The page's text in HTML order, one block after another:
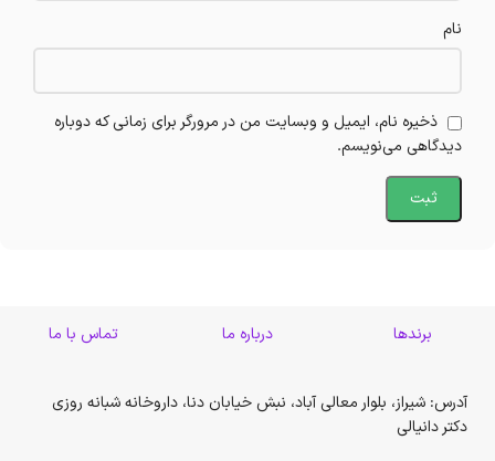
نام
ذخیره نام، ایمیل و وبسایت من در مرورگر برای زمانی که دوباره
دیدگاهی می‌نویسم.
برندها درباره ما تماس با ما
آدرس: شیراز، بلوار معالی آباد، نبش خیابان دنا، داروخانه شبانه روزی
دکتر دانیالی